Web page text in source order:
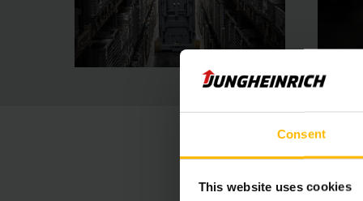
Consent
This website uses cookies